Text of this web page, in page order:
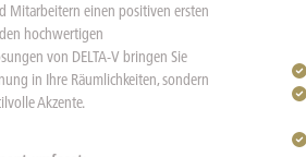
Mitarbeitern einen positiven ersten
hochwertigen
von DELTA-V bringen Sie
in Ihre Räumlichkeiten, sondern
Akzente.